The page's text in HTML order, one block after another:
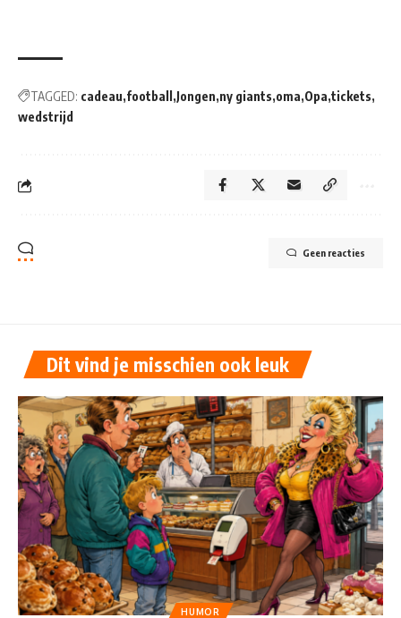
TAGGED: cadeau football Jongen ny giants oma Opa tickets
wedstrijd
Geen reacties
Dit vind je misschien ook leuk
HUMOR